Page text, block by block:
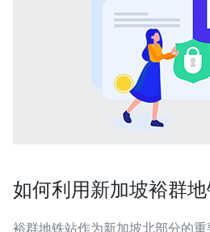
如何利用新加坡裕群
裕群地铁站作为新加坡北部分的